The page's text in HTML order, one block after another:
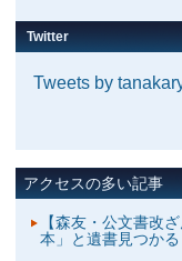
Twitter
Tweets by
アクセスの多い記事
【森友・公文書改
本」と遺書見つかる